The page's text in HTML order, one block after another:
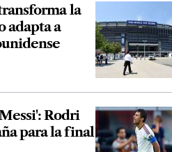
la
adapta a
Rodri
para la final